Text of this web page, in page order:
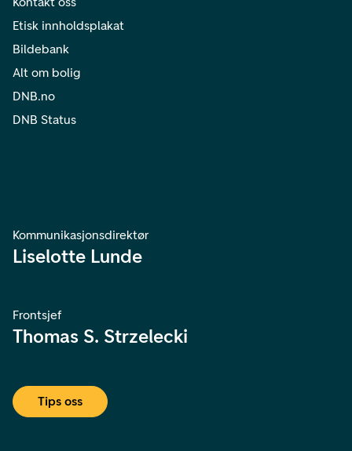
Etisk innholdsplakat
Bildebank
Alt om bolig
DNB.no
DNB Status
Kommunikasjonsdirektør
Liselotte Lunde
Frontsjef
Thomas S. Strzelecki
Tips oss